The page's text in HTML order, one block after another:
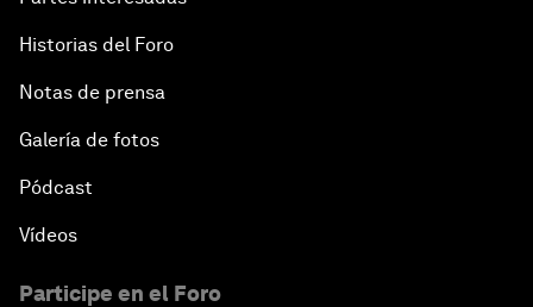
Historias del Foro
Notas de prensa
Galería de fotos
Pódcast
Vídeos
Participe en el Foro